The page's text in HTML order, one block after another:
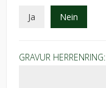
Ja
Nein
GRAVUR HERRENRING: